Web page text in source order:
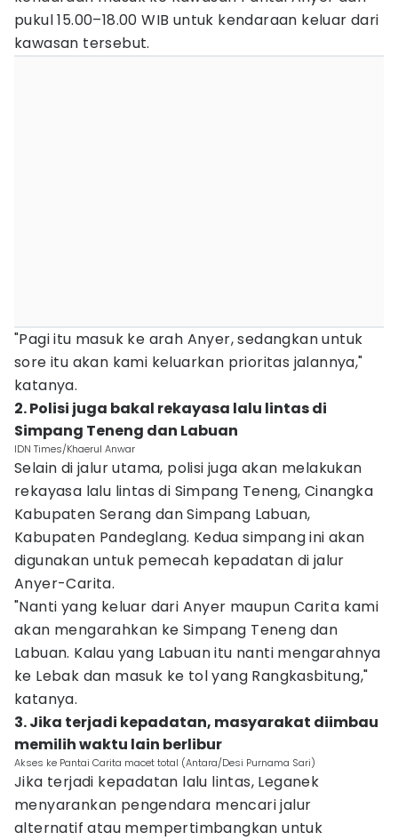
pukul 15.00–18.00 WIB untuk kendaraan keluar dari
kawasan tersebut.
"Pagi itu masuk ke arah Anyer, sedangkan untuk
sore itu akan kami keluarkan prioritas jalannya,"
katanya.
2. Polisi juga bakal rekayasa lalu lintas di
Simpang Teneng dan Labuan
IDN Times/Khaerul Anwar
Selain di jalur utama, polisi juga akan melakukan
rekayasa lalu lintas di Simpang Teneng, Cinangka
Kabupaten Serang dan Simpang Labuan,
Kabupaten Pandeglang. Kedua simpang ini akan
digunakan untuk pemecah kepadatan di jalur
Anyer-Carita.
"Nanti yang keluar dari Anyer maupun Carita kami
akan mengarahkan ke Simpang Teneng dan
Labuan. Kalau yang Labuan itu nanti mengarahnya
ke Lebak dan masuk ke tol yang Rangkasbitung,"
katanya.
3. Jika terjadi kepadatan, masyarakat diimbau
memilih waktu lain berlibur
Akses ke Pantai Carita macet total (Antara/Desi Purnama Sari)
Jika terjadi kepadatan lalu lintas, Leganek
menyarankan pengendara mencari jalur
alternatif atau mempertimbangkan untuk